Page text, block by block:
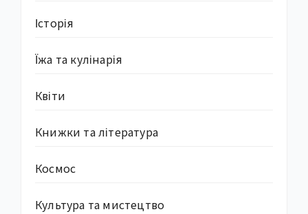
Історія
Їжа та кулінарія
Квіти
Книжки та література
Космос
Культура та мистецтво